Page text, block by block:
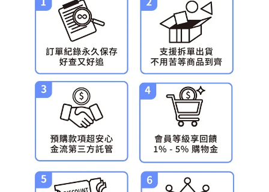
每筆NT$160，滿NT$3,000(含以上)免運費
東海門市自取，需自備購物袋取貨唷。